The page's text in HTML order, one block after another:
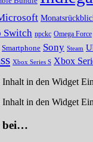
Switch npckc Omega Force
Smartphone Sony Steam
Xbox Series S Xbox
in den Widget
in den Widget
bei…